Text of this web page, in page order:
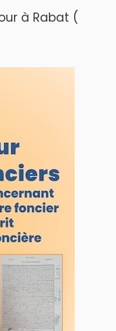
à Rabat (